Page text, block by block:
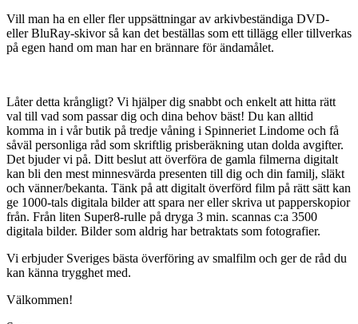
Vill man ha en eller fler uppsättningar av arkivbeständiga DVD-
eller BluRay-skivor så kan det beställas som ett tillägg eller tillverkas
på egen hand om man har en brännare för ändamålet.
Låter detta krångligt? Vi hjälper dig snabbt och enkelt att hitta rätt
val till vad som passar dig och dina behov bäst! Du kan alltid
komma in i vår butik på tredje våning i Spinneriet Lindome och få
såväl personliga råd som skriftlig prisberäkning utan dolda avgifter.
Det bjuder vi på. Ditt beslut att överföra de gamla filmerna digitalt
kan bli den mest minnesvärda presenten till dig och din familj, släkt
och vänner/bekanta. Tänk på att digitalt överförd film på rätt sätt kan
ge 1000-tals digitala bilder att spara ner eller skriva ut papperskopior
från. Från liten Super8-rulle på dryga 3 min. scannas c:a 3500
digitala bilder. Bilder som aldrig har betraktats som fotografier.
Vi erbjuder Sveriges bästa överföring av smalfilm och ger de råd du
kan känna trygghet med.
Välkommen!